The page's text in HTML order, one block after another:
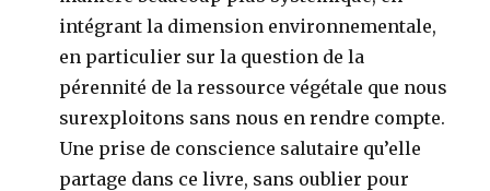
intégrant la dimension environnementale,
en particulier sur la question de la
pérennité de la ressource végétale que nous
surexploitons sans nous en rendre compte.
Une prise de conscience salutaire qu’elle
partage dans ce livre, sans oublier pour